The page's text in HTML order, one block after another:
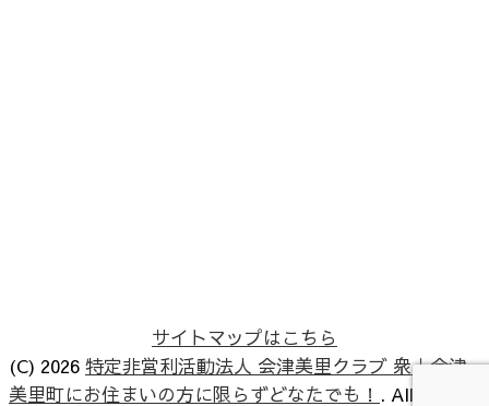
サイトマップはこちら
(C) 2026 特定非営利活動法人 会津美里クラブ 衆｜会津
美里町にお住まいの方に限らずどなたでも！ . All rights